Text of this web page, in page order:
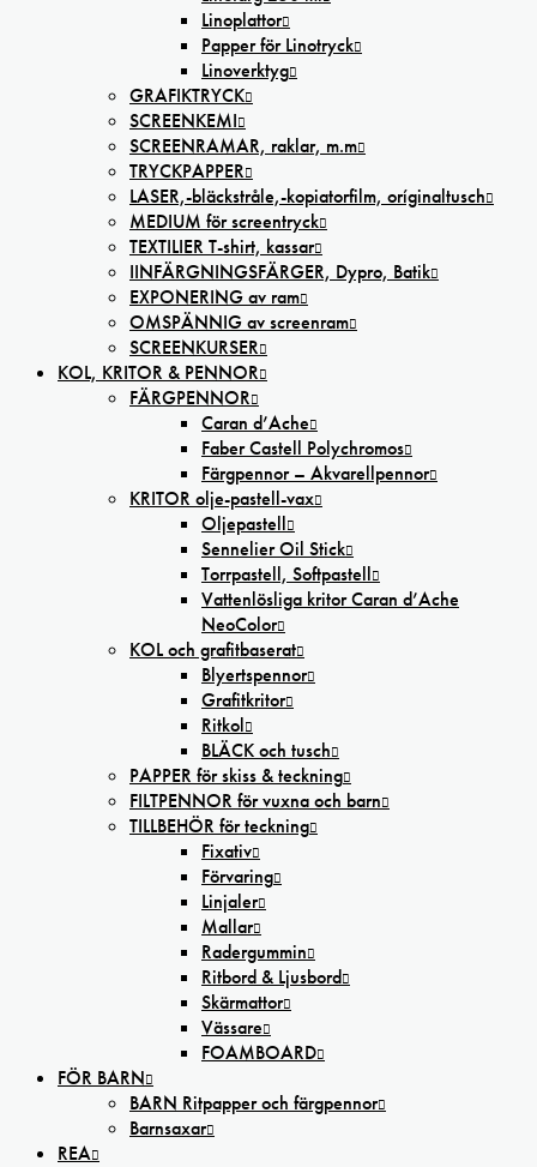
Linoplattor
Papper för Linotryck
Linoverktyg
GRAFIKTRYCK
SCREENKEMI
SCREENRAMAR, raklar, m.m
TRYCKPAPPER
LASER,-bläckstråle,-kopiatorfilm, oríginaltusch
MEDIUM för screentryck
TEXTILIER T-shirt, kassar
IINFÄRGNINGSFÄRGER, Dypro, Batik
EXPONERING av ram
OMSPÄNNIG av screenram
SCREENKURSER
KOL, KRITOR & PENNOR
FÄRGPENNOR
Caran d’Ache
Faber Castell Polychromos
Färgpennor – Akvarellpennor
KRITOR olje-pastell-vax
Oljepastell
Sennelier Oil Stick
Torrpastell, Softpastell
Vattenlösliga kritor Caran d’Ache
NeoColor
KOL och grafitbaserat
Blyertspennor
Grafitkritor
Ritkol
BLÄCK och tusch
PAPPER för skiss & teckning
FILTPENNOR för vuxna och barn
TILLBEHÖR för teckning
Fixativ
Förvaring
Linjaler
Mallar
Radergummin
Ritbord & Ljusbord
Skärmattor
Vässare
FOAMBOARD
FÖR BARN
BARN Ritpapper och färgpennor
Barnsaxar
REA